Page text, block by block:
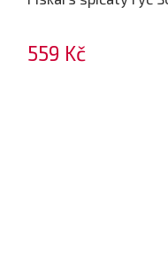
559 Kč